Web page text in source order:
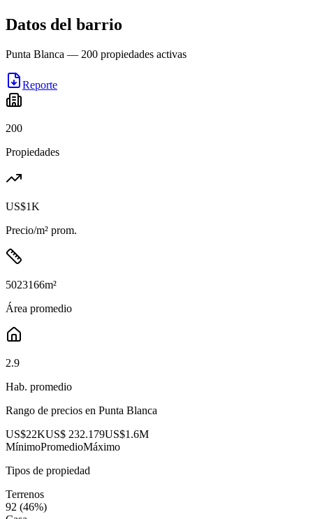
Datos del barrio
Punta Blanca — 200 propiedades activas
Reporte
200
Propiedades
US$1K
Precio/m² prom.
5023166m²
Área promedio
2.9
Hab. promedio
Rango de precios en Punta Blanca
US$22KUS$ 232.179US$1.6M
MínimoPromedioMáximo
Tipos de propiedad
Terrenos
92 (46%)